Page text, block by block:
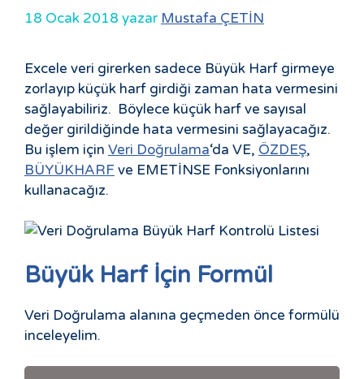
18 Ocak 2018 yazar Mustafa ÇETİN
Excele veri girerken sadece Büyük Harf girmeye
zorlayıp küçük harf girdiği zaman hata vermesini
sağlayabiliriz. Böylece küçük harf ve sayısal
değer girildiğinde hata vermesini sağlayacağız.
Bu işlem için Veri Doğrulama‘da VE, ÖZDEŞ,
BÜYÜKHARF ve EMETİNSE Fonksiyonlarını
kullanacağız.
Büyük Harf İçin Formül
Veri Doğrulama alanına geçmeden önce formülü
inceleyelim.